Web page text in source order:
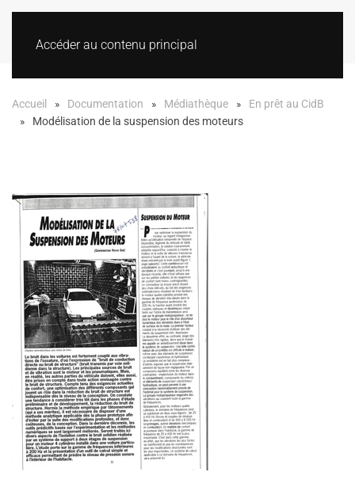
Accéder au contenu principal
Accueil Documentation Médiathèque
En prêt au CidB
Modélisation de la suspension des moteurs